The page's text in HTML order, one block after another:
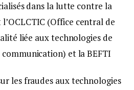
dans la lutte contre la
(Office central de
liée aux technologies de
et la BEFTI
les fraudes aux technologies